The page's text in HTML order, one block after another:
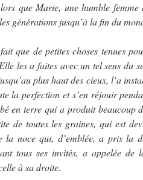
que Marie, une humble
générations jusqu’à la fin du
que de petites choses tenues
les a faites avec un tel sens du
plus haut des cieux, l’a
la perfection et s’en réjouir
en terre qui a produit beaucoup
de toutes les graines, qui est
la noce qui, d’emblée, a pris la
tous ses invités, a appelée
à sa droite.